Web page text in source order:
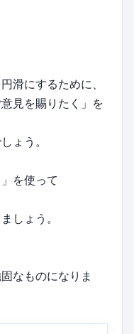
滑にするために、
見を賜りたく」を
ょう。
を使って
しょう。
なものになりま